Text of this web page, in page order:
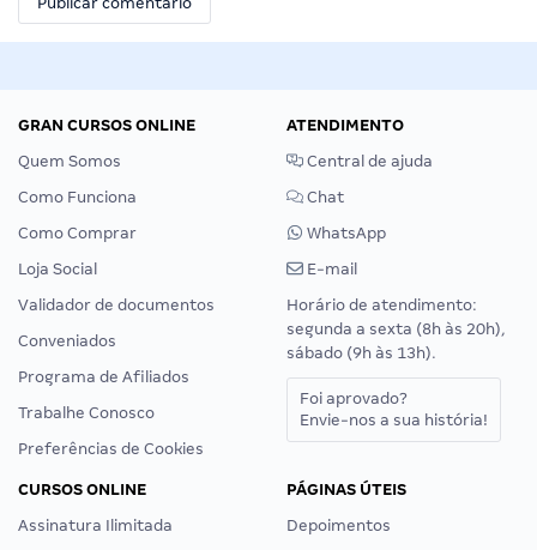
GRAN CURSOS ONLINE
Quem Somos
Como Funciona
Como Comprar
Loja Social
Validador de documentos
Conveniados
Programa de Afiliados
Trabalhe Conosco
Preferências de Cookies
ATENDIMENTO
Central de ajuda
Chat
WhatsApp
E-mail
Horário de atendimento:
segunda a sexta (8h às 20h),
sábado (9h às 13h).
Foi aprovado?
Envie-nos a sua história!
CURSOS ONLINE
Assinatura Ilimitada
PÁGINAS ÚTEIS
Depoimentos